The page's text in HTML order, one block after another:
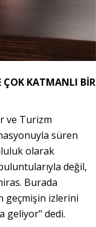
ÇOK KATMANLI BİR
ve Turizm
süren
olarak
değil,
Burada
geçmişin izlerini
geliyor" dedi.